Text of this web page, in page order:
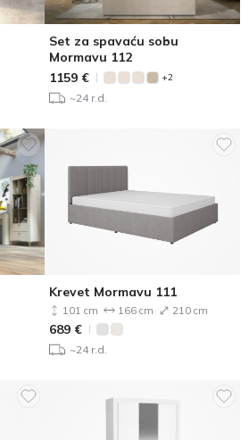
Set za spavaću sobu
Mormavu 112
1159 € +2
~24 r.d.
Krevet Mormavu 111
101 cm 166 cm 210 cm
689 €
~24 r.d.